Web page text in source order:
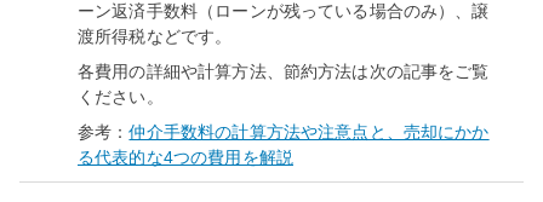
ーン返済手数料（ローンが残っている場合のみ）、譲
渡所得税などです。
各費用の詳細や計算方法、節約方法は次の記事をご覧
ください。
参考：仲介手数料の計算方法や注意点と、売却にかか
る代表的な4つの費用を解説